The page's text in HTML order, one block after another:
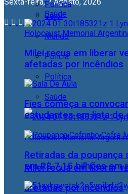
Geral
Mundo
Polícia
Política
Saúde
Milei recua em liberar
afetadas por incêndios
Política
Saúde
Milei recua em liberar
afetadas por incêndios
Fies começa a
estudantes em lista de
Retiradas da
em R$ 7,15 bilhões em